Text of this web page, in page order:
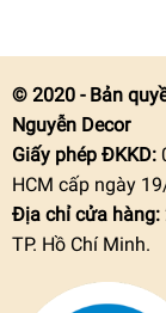
© 2020 - Bản
Nguyễn Decor
Giấy phép ĐKKD:
HCM cấp ngày
Địa chỉ cửa hàng:
TP. Hồ Chí Minh.